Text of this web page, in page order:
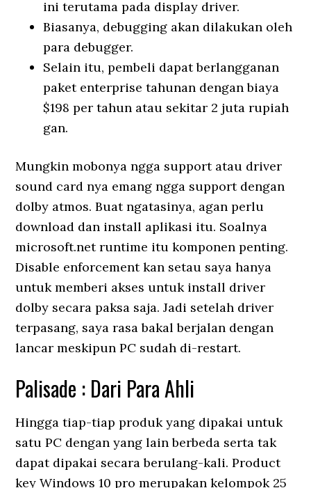
ini terutama pada display driver.
Biasanya, debugging akan dilakukan oleh
para debugger.
Selain itu, pembeli dapat berlangganan
paket enterprise tahunan dengan biaya
$198 per tahun atau sekitar 2 juta rupiah
gan.
Mungkin mobonya ngga support atau driver
sound card nya emang ngga support dengan
dolby atmos. Buat ngatasinya, agan perlu
download dan install aplikasi itu. Soalnya
microsoft.net runtime itu komponen penting.
Disable enforcement kan setau saya hanya
untuk memberi akses untuk install driver
dolby secara paksa saja. Jadi setelah driver
terpasang, saya rasa bakal berjalan dengan
lancar meskipun PC sudah di-restart.
Palisade : Dari Para Ahli
Hingga tiap-tiap produk yang dipakai untuk
satu PC dengan yang lain berbeda serta tak
dapat dipakai secara berulang-kali. Product
key Windows 10 pro merupakan kelompok 25